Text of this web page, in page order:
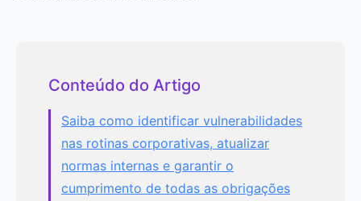
Conteúdo do Artigo
Saiba como identificar vulnerabilidades
nas rotinas corporativas, atualizar
normas internas e garantir o
cumprimento de todas as obrigações